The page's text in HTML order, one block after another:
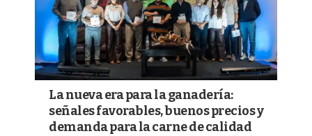
La nueva era para la ganadería:
señales favorables, buenos precios y
demanda para la carne de calidad